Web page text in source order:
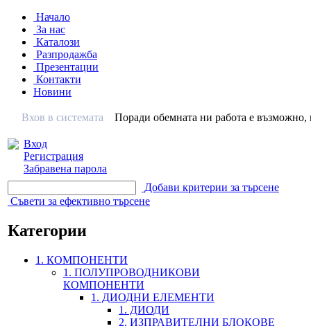
Начало
За нас
Каталози
Разпродажба
Презентации
Контакти
Новини
Вхов в системата
Вход
Регистрация
Забравена парола
Поради обемната ни работа е
Добави критерии за търсене
Съвети за ефективно търсене
Категории
1. КОМПОНЕНТИ
1. ПОЛУПРОВОДНИКОВИ
КОМПОНЕНТИ
1. ДИОДНИ ЕЛЕМЕНТИ
1. ДИОДИ
2. ИЗПРАВИТЕЛНИ БЛОКОВЕ